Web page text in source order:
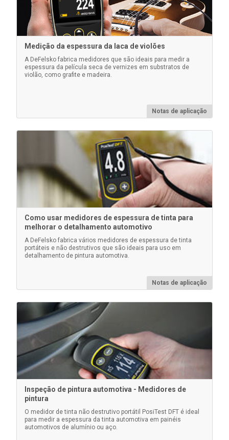
Garrafas adicionais de 4 oz. estão disponíveis
(vendidas em caixas de 12 ou pacotes duplos).
Saiba mais
Presilha para cinto
Clipe de cinto para corpos de medidores PosiTector
Blocos de poliestireno certificados
Os blocos de poliestireno certificados são para uso
mils).
Medição da espessura da laca de violões
A DeFelsko fabrica medidores que são ideais para medir a
espessura da película seca de vernizes em substratos de
violão, como grafite e madeira.
Notas de aplicação
Como usar medidores de espessura de tinta para
melhorar o detalhamento automotivo
A DeFelsko fabrica vários medidores de espessura de tinta
portáteis e não destrutivos que são ideais para uso em
detalhamento de pintura automotiva.
Notas de aplicação
Inspeção de pintura automotiva - Medidores de
pintura
O medidor de tinta não destrutivo portátil PosiTest DFT é ideal
para medir a espessura da tinta automotiva em painéis
automotivos de alumínio ou aço.